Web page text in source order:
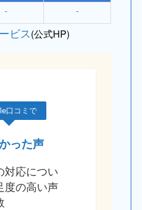
⁻ ⁻
ビス(公式HP)
口コミで
った声
対応につい
度の高い声